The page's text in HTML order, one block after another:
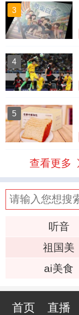
3
4
5
查看更多
听音
祖国美
ai美食
首页 直播